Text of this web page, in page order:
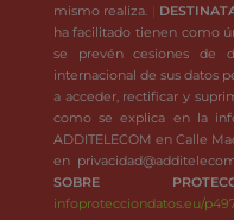
mismo realiza.
ha facilitado tienen como
se prevén cesiones de
internacional de sus datos
a acceder, rectificar y
como se explica en la
ADDITELECOM en Calle
en
SOBRE
infoprotecciondatos.eu/